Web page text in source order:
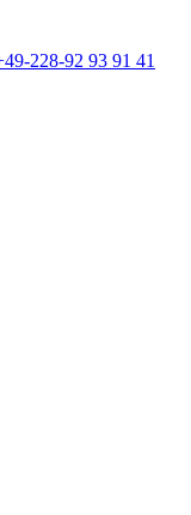
228-92 93 91 41